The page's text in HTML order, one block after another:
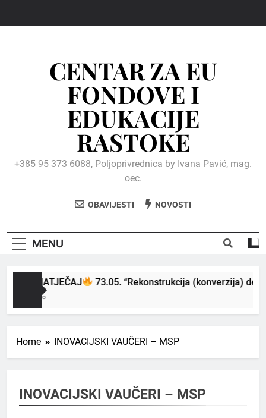
CENTAR ZA EU
FONDOVE I
EDUKACIJE
RASTOKE
+385 95 373 6088, Poljoprivrednica by Ivana Pavić, mag.
oec.
OBAVIJESTI NOVOSTI
MENU
NOVI NATJEČAJ 73.05. “Rekonstrukcija (konverzija)
Mjeseci Ago
Home INOVACIJSKI VAUČERI – MSP
INOVACIJSKI VAUČERI – MSP